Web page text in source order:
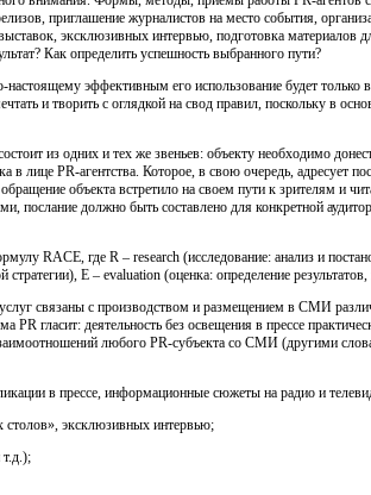
приглашение журналистов на место события,
эксклюзивных интервью, подготовка материалов
Как определить успешность выбранного пути?
эффективным его использование будет только в
и творить с оглядкой на свод правил, поскольку в
из одних и тех же звеньев: объекту необходимо
лице PR-агентства. Которое, в свою очередь, адресует
объекта встретило на своем пути к зрителям и
должно быть составлено для конкретной
RACE, где R – research (исследование: анализ и
E – evaluation (оценка: определение
связаны с производством и размещением в СМИ
гласит: деятельность без освещения в прессе
любого PR-субъекта со СМИ (другими
в прессе, информационные сюжеты на радио и
эксклюзивных интервью;